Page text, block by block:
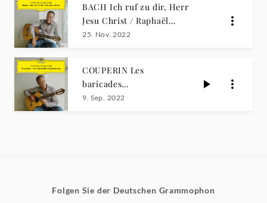
BACH Ich ruf zu dir, Herr
Jesu Christ / Raphaël
Feuillâtre
25. Nov. 2022
COUPERIN Les
baricades
mistérieuses /
9. Sep. 2022
Folgen Sie der Deutschen Grammophon